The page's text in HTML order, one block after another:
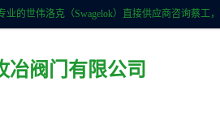
冶阀门有限公司